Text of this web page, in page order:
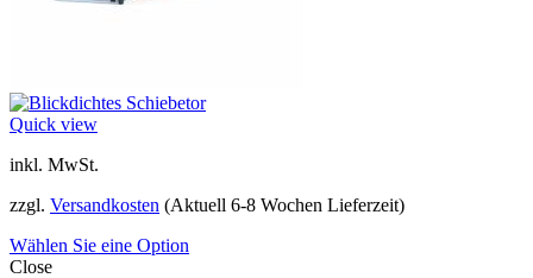
Quick view
inkl. MwSt.
zzgl. Versandkosten (Aktuell 6-8 Wochen Lieferzeit)
Wählen Sie eine Option
Close